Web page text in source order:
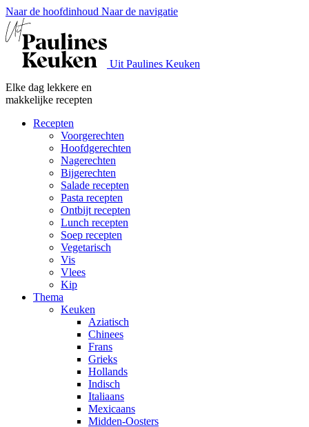
Naar de hoofdinhoud Naar de navigatie
Uit Paulines Keuken
Elke dag lekkere en
makkelijke recepten
Recepten
Voorgerechten
Hoofdgerechten
Nagerechten
Bijgerechten
Salade recepten
Pasta recepten
Ontbijt recepten
Lunch recepten
Soep recepten
Vegetarisch
Vis
Vlees
Kip
Thema
Keuken
Aziatisch
Chinees
Frans
Grieks
Hollands
Indisch
Italiaans
Mexicaans
Midden-Oosters